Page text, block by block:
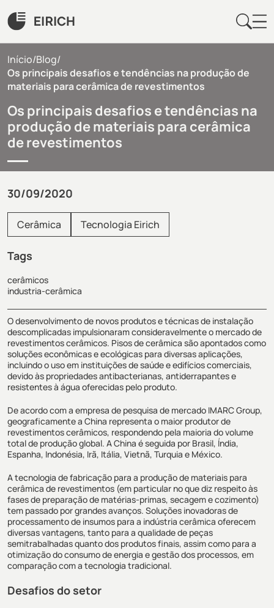
Início/Blog/
Os principais desafios e tendências na produção de
materiais para cerâmica de revestimentos
Os principais desafios e tendências na
produção de materiais para cerâmica
de revestimentos
O desenvolvimento de novos produtos e técnicas de instalação
descomplicadas impulsionaram consideravelmente o mercado de
revestimentos cerâmicos. Pisos de cerâmica são apontados como
soluções econômicas e ecológicas para diversas aplicações,
incluindo o uso em instituições de saúde e edifícios comerciais,
devido às propriedades antibacterianas, antiderrapantes e
resistentes à água oferecidas pelo produto.
De acordo com a empresa de pesquisa de mercado IMARC Group,
geograficamente a China representa o maior produtor de
revestimentos cerâmicos, respondendo pela maioria do volume
total de produção global. A China é seguida por Brasil, Índia,
Espanha, Indonésia, Irã, Itália, Vietnã, Turquia e México.
A tecnologia de fabricação para a produção de materiais para
cerâmica de revestimentos (em particular no que diz respeito às
fases de preparação de matérias-primas, secagem e cozimento)
tem passado por grandes avanços. Soluções inovadoras de
processamento de insumos para a indústria cerâmica oferecem
diversas vantagens, tanto para a qualidade de peças
semitrabalhadas quanto dos produtos finais, assim como para a
otimização do consumo de energia e gestão dos processos, em
comparação com a tecnologia tradicional.
Desafios do setor
30/09/2020
Cerâmica Tecnologia Eirich
Tags
cerâmicos
industria-cerâmica